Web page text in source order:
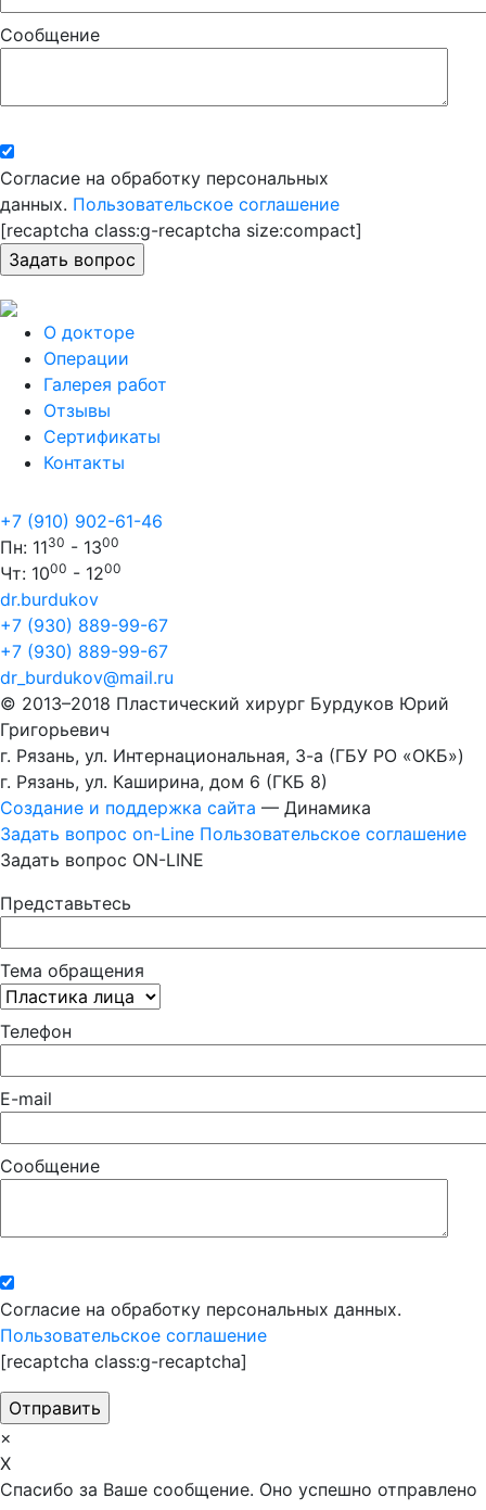
Сообщение
Согласие на обработку персональных
данных. Пользовательское соглашение
[recaptcha class:g-recaptcha size:compact]
О докторе
Операции
Галерея работ
Отзывы
Сертификаты
Контакты
+7 (910) 902-61-46
Пн: 1130 - 1300
Чт: 1000 - 1200
dr.burdukov
+7 (930) 889-99-67
+7 (930) 889-99-67
dr_burdukov@mail.ru
© 2013–2018 Пластический хирург Бурдуков Юрий
Григорьевич
г. Рязань, ул. Интернациональная, 3-а (ГБУ РО «ОКБ»)
г. Рязань, ул. Каширина, дом 6 (ГКБ 8)
Создание и поддержка сайта — Динамика
Задать вопрос on-Line Пользовательскоe соглашениe
Задать вопрос ON-LINE
Представьтесь
Тема обращения
Телефон
E-mail
Сообщение
Согласие на обработку персональных данных.
Пользовательское соглашение
[recaptcha class:g-recaptcha]
×
X
Спасибо за Ваше сообщение. Оно успешно отправлено